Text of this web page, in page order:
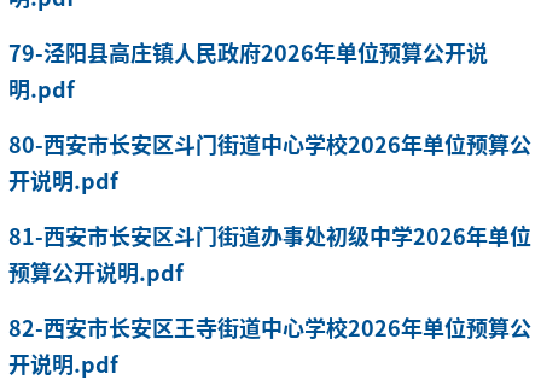
79-泾阳县高庄镇人民政府2026年单位预算公开说
明.pdf
80-西安市长安区斗门街道中心学校2026年单位预算公
开说明.pdf
81-西安市长安区斗门街道办事处初级中学2026年单位
预算公开说明.pdf
82-西安市长安区王寺街道中心学校2026年单位预算公
开说明.pdf